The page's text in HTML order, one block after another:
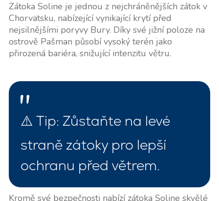
Zátoka Soline je jednou z nejchráněnějších zátok v
Chorvatsku, nabízející vynikající krytí před
nejsilnějšími poryvy Bury. Díky své jižní poloze na
ostrově Pašman působí vysoký terén jako
přirozená bariéra, snižující intenzitu větru.
⚠️ Tip: Zůstaňte na levé
straně zátoky pro lepší
ochranu před větrem.
Kromě své bezpečnosti nabízí zátoka Soline skvělé